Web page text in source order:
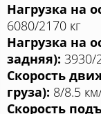
Нагрузка на
6080/2170 кг
Нагрузка на
задняя): 3930/
Скорость
груза): 8/8.5
Скорость